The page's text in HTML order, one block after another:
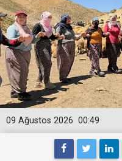
00:49
09 Ağustos 2026